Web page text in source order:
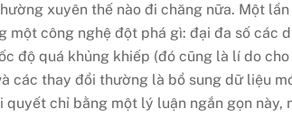
xuyên thế nào đi chăng nữa. Một
một công nghệ đột phá gì: đại đa số các
độ quá khủng khiếp (đó cũng là lí do
các thay đổi thường là bổ sung dữ liệu
quyết chỉ bằng một lý luận ngắn gọn